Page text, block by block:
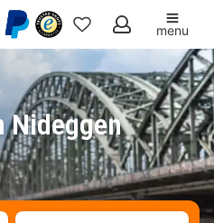
Meine
Favoriten
menu
Nideggen